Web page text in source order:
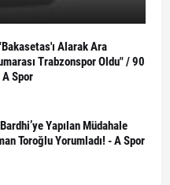
Alarak Ara
Trabzonspor Oldu" / 90
Spor
Yapılan Müdahale
Toroğlu Yorumladı! - A Spor